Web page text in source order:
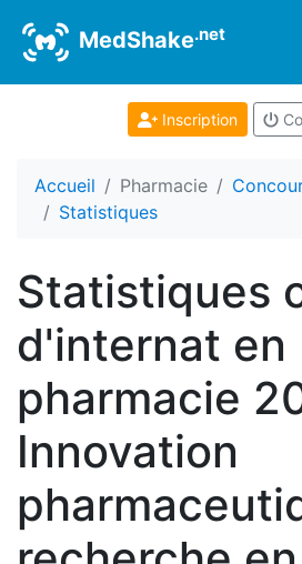
MedShake.net
Inscription
Accueil Pharmacie
Statistiques
Statistiques
d'internat en
pharmacie
Innovation